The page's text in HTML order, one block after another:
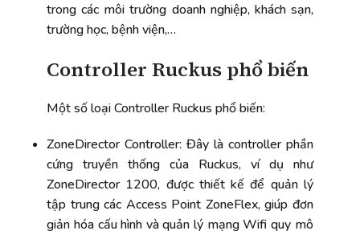
trong các môi trường doanh nghiệp, khách sạn,
trường học, bệnh viện,…
Controller Ruckus phổ biến
Một số loại Controller Ruckus phổ biến:
ZoneDirector Controller: Đây là controller phần
cứng truyền thống của Ruckus, ví dụ như
ZoneDirector 1200, được thiết kế để quản lý
tập trung các Access Point ZoneFlex, giúp đơn
giản hóa cấu hình và quản lý mạng Wifi quy mô